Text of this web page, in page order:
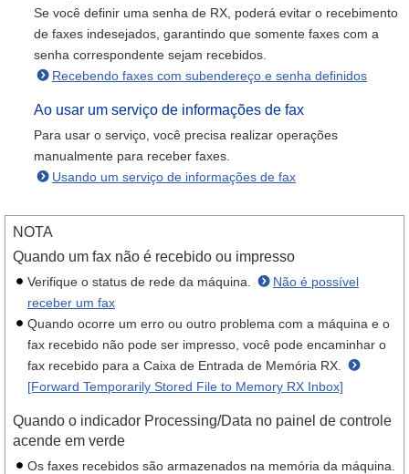
Se você definir uma senha de RX, poderá evitar o recebimento
de faxes indesejados, garantindo que somente faxes com a
senha correspondente sejam recebidos.
Recebendo faxes com subendereço e senha definidos
Ao usar um serviço de informações de fax
Para usar o serviço, você precisa realizar operações
manualmente para receber faxes.
Usando um serviço de informações de fax
NOTA
Quando um fax não é recebido ou impresso
Verifique o status de rede da máquina.
Não é possível
receber um fax
Quando ocorre um erro ou outro problema com a máquina e o
fax recebido não pode ser impresso, você pode encaminhar o
fax recebido para a Caixa de Entrada de Memória RX.
[Forward Temporarily Stored File to Memory RX Inbox]
Quando o indicador Processing/Data no painel de controle
acende em verde
Os faxes recebidos são armazenados na memória da máquina.